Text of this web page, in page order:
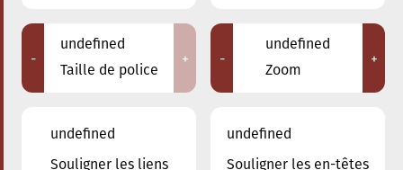
Adresse
-
undefined
Taille de police
+ -
undefined
Zoom
+
undefined
Souligner les liens
undefined
Souligner les en-têtes